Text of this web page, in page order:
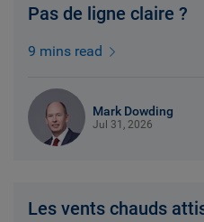
Pas de ligne claire ?
9 mins read
Mark Dowding
Jul 31, 2026
Les vents chauds